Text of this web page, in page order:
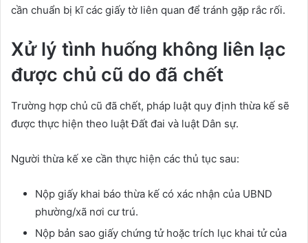
cần chuẩn bị kĩ các giấy tờ liên quan để tránh gặp rắc rối.
Xử lý tình huống không liên lạc
được chủ cũ do đã chết
Trường hợp chủ cũ đã chết, pháp luật quy định thừa kế sẽ
được thực hiện theo luật Đất đai và luật Dân sự.
Người thừa kế xe cần thực hiện các thủ tục sau:
Nộp giấy khai báo thừa kế có xác nhận của UBND
phường/xã nơi cư trú.
Nộp bản sao giấy chứng tử hoặc trích lục khai tử của